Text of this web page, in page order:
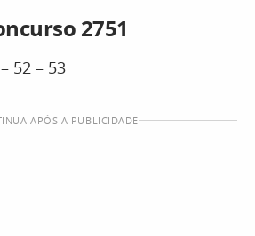
2751
52 – 53
APÓS A PUBLICIDADE